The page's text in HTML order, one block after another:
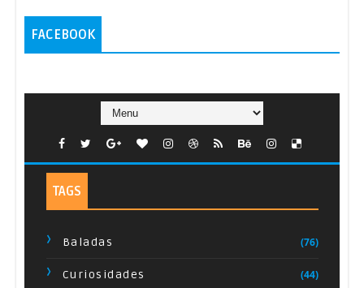
52 E chiove - Andrea Bocelli
When A Child Is Born - Andrea Bocelli
55
Return To Love - Andrea Bocelli, Ellie
56 If Only - Andrea Bocelli, Dua Lipa
57 I Am Here - Andrea Bocelli
MPB 90
Italianas e Francesas
Soul Black Music
Rock do Meu Tempo
Sertanejo Raiz
Moda de Viola
FACEBOOK
TAGS
Baladas (76)
Curiosidades (44)